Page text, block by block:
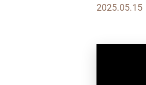
2025.05.15